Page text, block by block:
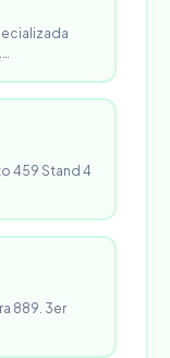
459 Stand 4
889. 3er